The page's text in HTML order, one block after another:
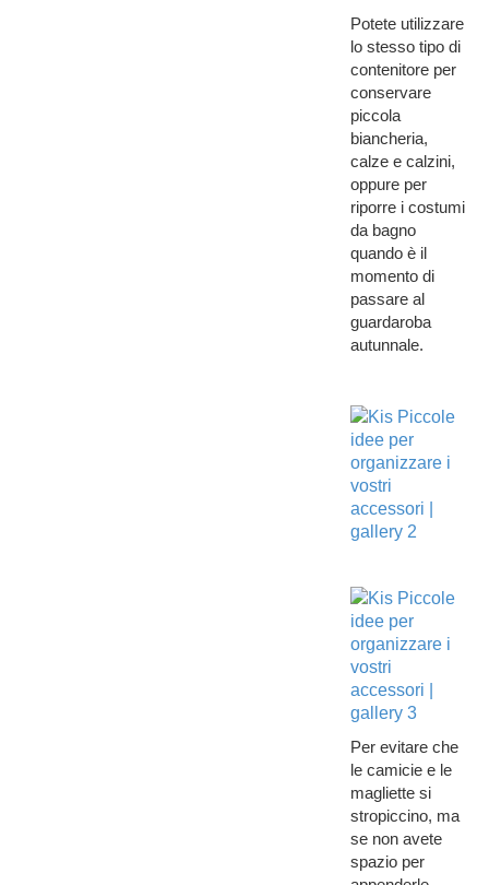
Potete utilizzare
lo stesso tipo di
contenitore per
conservare
piccola
biancheria,
calze e calzini,
oppure per
riporre i costumi
da bagno
quando è il
momento di
passare al
guardaroba
autunnale.
Per evitare che
le camicie e le
magliette si
stropiccino, ma
se non avete
spazio per